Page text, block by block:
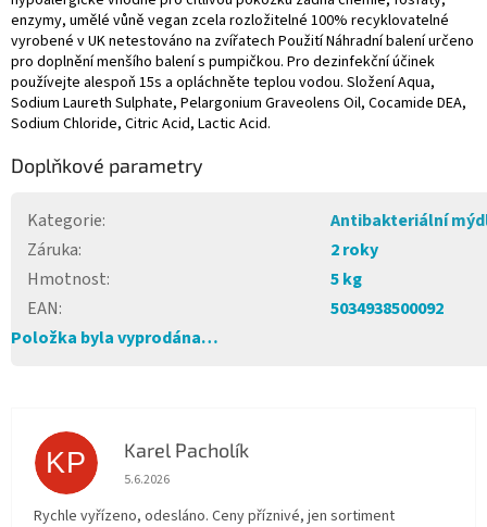
enzymy, umělé vůně vegan zcela rozložitelné 100% recyklovatelné
vyrobené v UK netestováno na zvířatech Použití Náhradní balení určeno
pro doplnění menšího balení s pumpičkou. Pro dezinfekční účinek
používejte alespoň 15s a opláchněte teplou vodou. Složení Aqua,
Sodium Laureth Sulphate, Pelargonium Graveolens Oil, Cocamide DEA,
Sodium Chloride, Citric Acid, Lactic Acid.
Doplňkové parametry
Kategorie:
Antibakteriální
Záruka:
2 roky
Hmotnost:
5 kg
EAN:
5034938500092
Položka byla vyprodána…
KP Karel Pacholík
Hodnocení obchodu je 4 z 5 hvězdiček.
5.6.2026
Rychle vyřízeno, odesláno. Ceny příznivé, jen sortiment